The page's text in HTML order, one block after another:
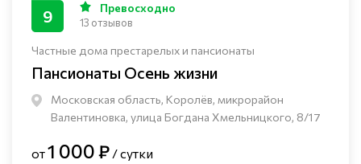
Частные дома престарелых и пансионаты
Пансионаты Осень жизни
Московская область, Королёв, микрорайон
Валентиновка, улица Богдана Хмельницкого, 8/17
9 Превосходно
13 отзывов
от1 000 ₽ / сутки